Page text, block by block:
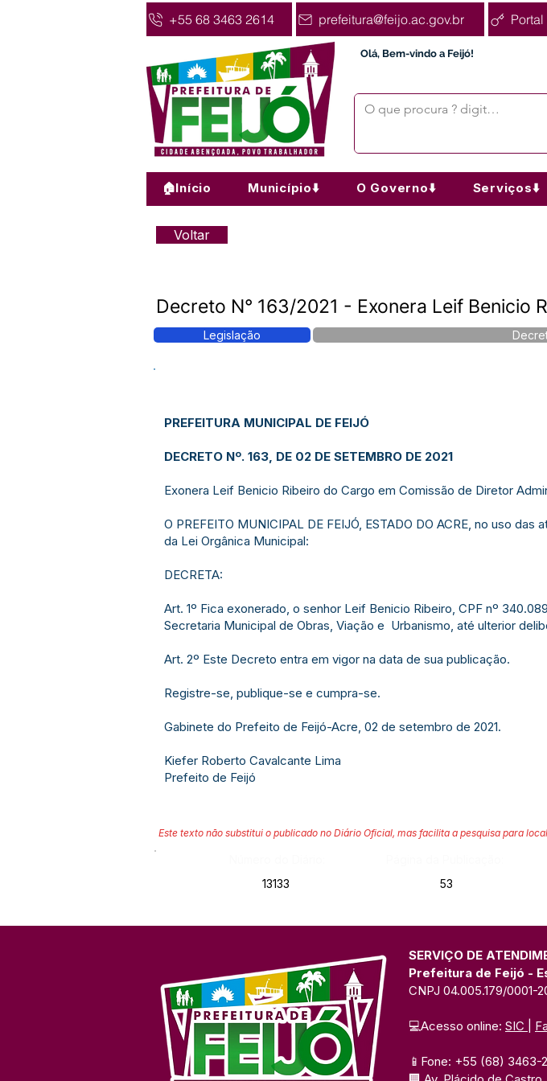
+55 68 3463 2614 prefeitura@feijo.ac.gov.br
Olá, Bem-vindo a Feijó!
🏠Início Município⬇️ O Governo⬇️ Serviços⬇️
Voltar
Decreto N° 163/2021 - Exonera Leif Benicio
Legislação
PREFEITURA MUNICIPAL DE FEIJÓ
DECRETO Nº. 163, DE 02 DE SETEMBRO DE 2021
Exonera Leif Benicio Ribeiro do Cargo em Comissão de Diretor
O PREFEITO MUNICIPAL DE FEIJÓ, ESTADO DO ACRE, no uso
da Lei Orgânica Municipal:
DECRETA:
Art. 1º Fica exonerado, o senhor Leif Benicio Ribeiro, CPF nº
Secretaria Municipal de Obras, Viação e Urbanismo, até ulterior
Art. 2º Este Decreto entra em vigor na data de sua publicação.
Registre-se, publique-se e cumpra-se.
Gabinete do Prefeito de Feijó-Acre, 02 de setembro de 2021.
Kiefer Roberto Cavalcante Lima
Prefeito de Feijó
Este texto não substitui o publicado no Diário Oficial, mas facilita a pesquisa para
13133
53
SERVIÇO DE
Prefeitura de Feijó -
CNPJ 04.005.179/0001-
💻Acesso online: SIC
📱Fone: +55 (68) 3463-